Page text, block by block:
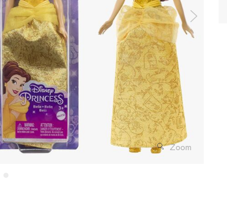
Zoom